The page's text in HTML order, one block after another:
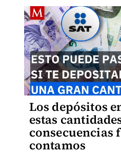
Los depósitos
estas
consecuencias
contamos